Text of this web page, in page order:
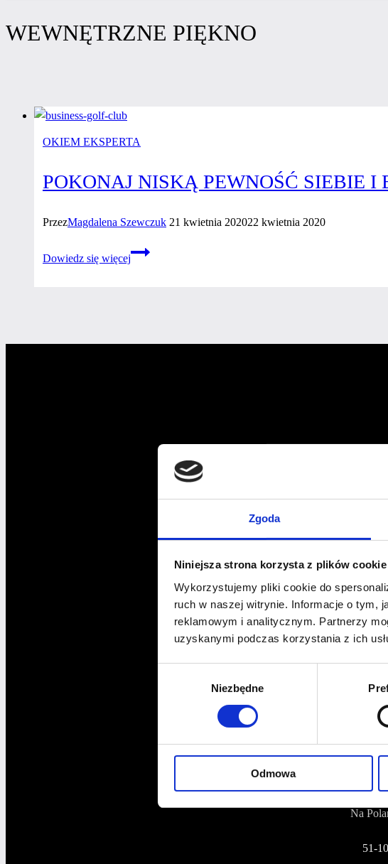
Zgoda
Niniejsza strona korzysta z plików cookie
Wykorzystujemy pliki cookie do
ruch w naszej witrynie. Informacje o tym,
reklamowym i analitycznym. Partnerzy
uzyskanymi podczas korzystania z ich
Niezbędne
Odmowa
WEWNĘTRZNE PIĘKNO
OKIEM EKSPERTA
POKONAJ NISKĄ PEWNOŚĆ SIEBIE I
PrzezMagdalena Szewczuk 21 kwietnia 202022 kwietnia 2020
Dowiedz się więcej
Pokonaj
NUMER
81 1090 2398
Na
51-